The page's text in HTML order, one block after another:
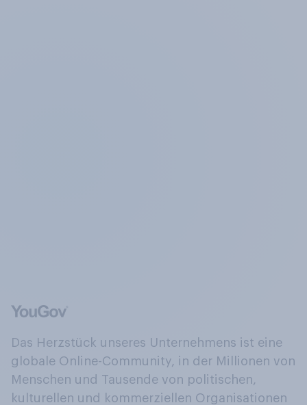
Das Herzstück unseres Unternehmens ist eine
globale Online-Community, in der Millionen von
Menschen und Tausende von politischen,
kulturellen und kommerziellen Organisationen